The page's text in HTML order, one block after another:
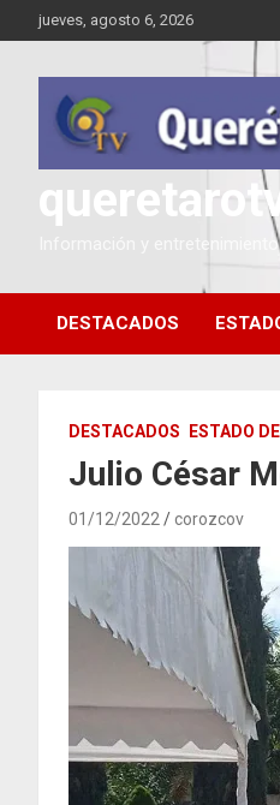
Saltar
al
jueves, agosto 6, 2026
Información y entretenimiento
DESTACADOS
DESTACADOS ESTADO
Julio César
01/12/2022 corozcov